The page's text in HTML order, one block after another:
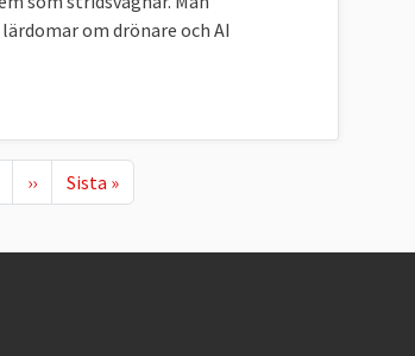
om drönare och AI
Nästa sida
›› Sista sidan
Sista »